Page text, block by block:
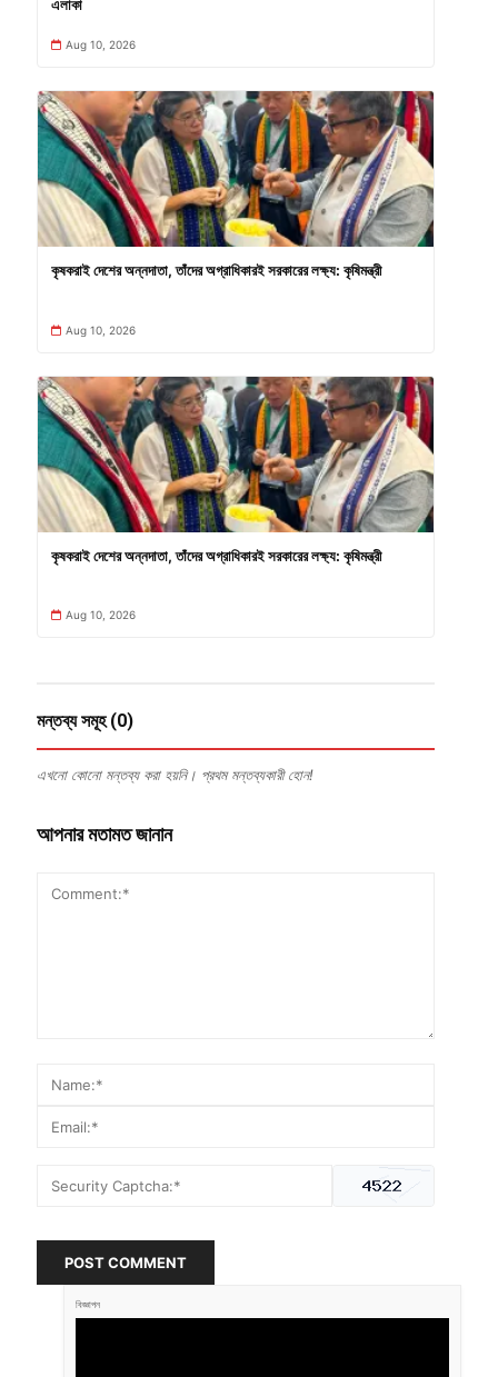
এলাকা
Aug 10, 2026
কৃষকরাই দেশের অন্নদাতা, তাঁদের অগ্রাধিকারই সরকারের লক্ষ্য: কৃষিমন্ত্রী
Aug 10, 2026
কৃষকরাই দেশের অন্নদাতা, তাঁদের অগ্রাধিকারই সরকারের লক্ষ্য: কৃষিমন্ত্রী
Aug 10, 2026
মন্তব্য সমূহ (0)
এখনো কোনো মন্তব্য করা হয়নি। প্রথম মন্তব্যকারী হোন!
আপনার মতামত জানান
POST COMMENT
বিজ্ঞাপন